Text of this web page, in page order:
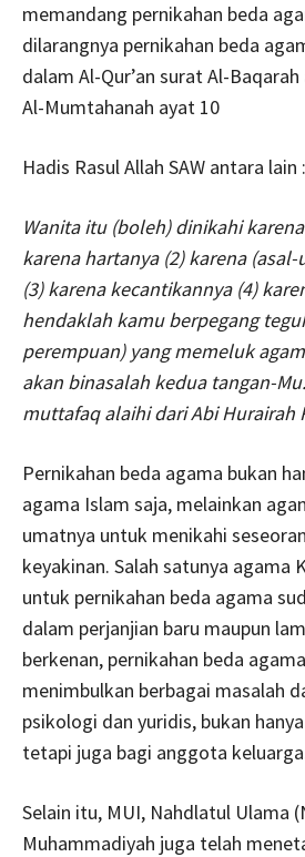
memandang pernikahan beda
dilarangnya pernikahan beda
dalam Al-Qur’an surat Al-
Al-Mumtahanah ayat 10
Hadis Rasul Allah SAW antara lain :
Wanita itu (boleh) dinikahi
karena hartanya (2) karena
(3) karena kecantikannya (4)
hendaklah kamu berpegang
perempuan) yang memeluk
akan binasalah kedua tangan-
muttafaq alaihi dari Abi Hurairah
Pernikahan beda agama bukan
agama Islam saja, melainkan
umatnya untuk menikahi
keyakinan. Salah satunya agama
untuk pernikahan beda agama
dalam perjanjian baru maupun
berkenan, pernikahan beda
menimbulkan berbagai masalah
psikologi dan yuridis, bukan
tetapi juga bagi anggota
Selain itu, MUI, Nahdlatul Ulama
Muhammadiyah juga telah